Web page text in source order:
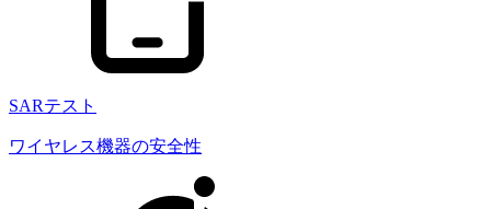
SARテスト
ワイヤレス機器の安全性